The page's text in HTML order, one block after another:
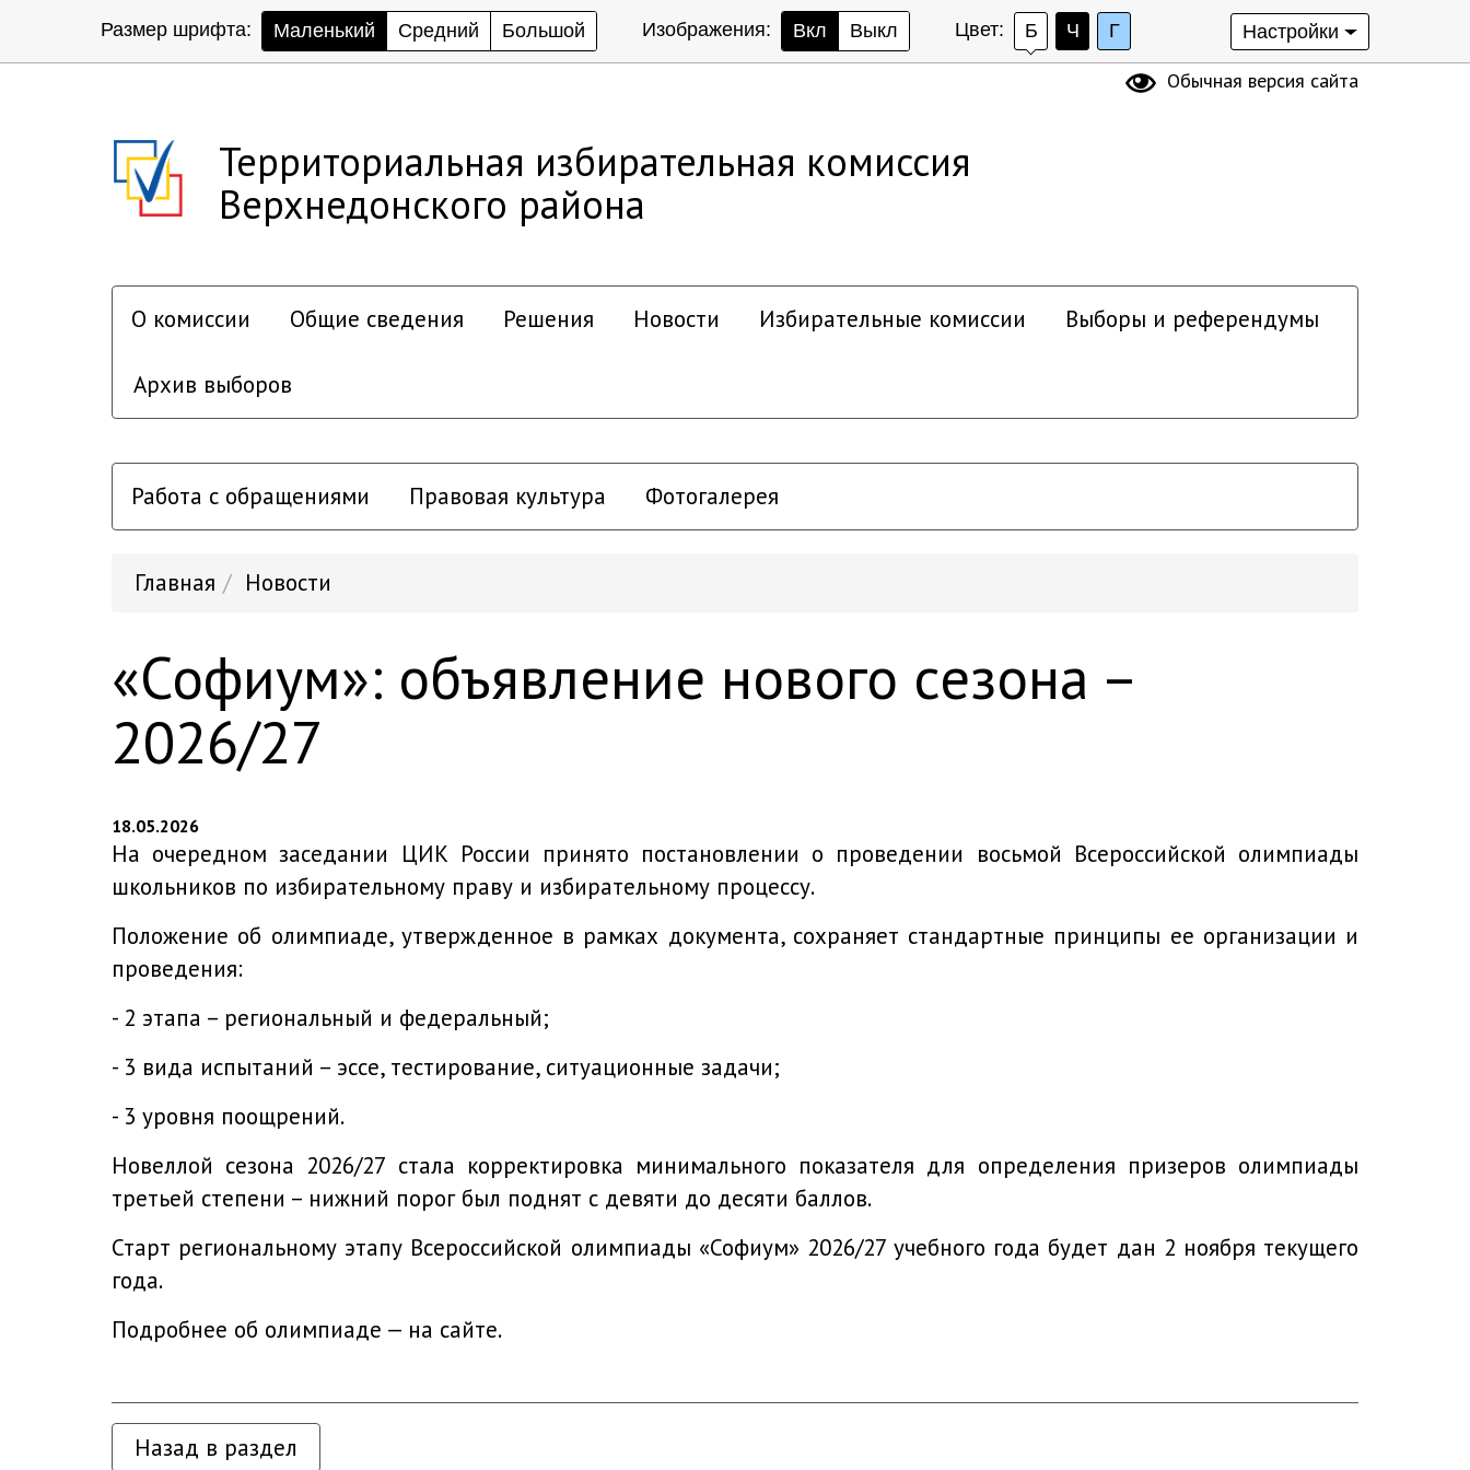
Размер шрифта: Маленький Средний Большой Изображения: Вкл Выкл Цвет: Б Ч Г Настройки
Обычная версия сайта
Территориальная избирательная комиссия
Верхнедонского района
О комиссии Общие сведения Решения Новости Избирательные комиссии Выборы и референдумы
Архив выборов
Работа с обращениями Правовая культура Фотогалерея
Главная Новости
«Софиум»: объявление нового сезона –
2026/27
18.05.2026
На очередном заседании ЦИК России принято постановлении о проведении восьмой Всероссийской олимпиады
школьников по избирательному праву и избирательному процессу.
Положение об олимпиаде, утвержденное в рамках документа, сохраняет стандартные принципы ее организации и
проведения:
- 2 этапа – региональный и федеральный;
- 3 вида испытаний – эссе, тестирование, ситуационные задачи;
- 3 уровня поощрений.
Новеллой сезона 2026/27 стала корректировка минимального показателя для определения призеров олимпиады
третьей степени – нижний порог был поднят с девяти до десяти баллов.
Старт региональному этапу Всероссийской олимпиады «Софиум» 2026/27 учебного года будет дан 2 ноября текущего
года.
Подробнее об олимпиаде — на сайте.
Назад в раздел